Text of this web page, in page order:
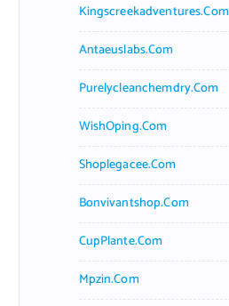
Kingscreekadventures.com
Antaeuslabs.com
Purelycleanchemdry.com
WishOping.com
Shoplegacee.com
Bonvivantshop.com
CupPlante.com
Mpzin.com